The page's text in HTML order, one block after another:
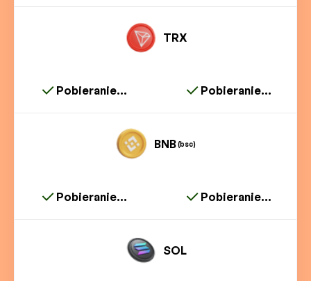
TRX
Pobieranie... Pobieranie...
BNB(bsc)
Pobieranie... Pobieranie...
SOL